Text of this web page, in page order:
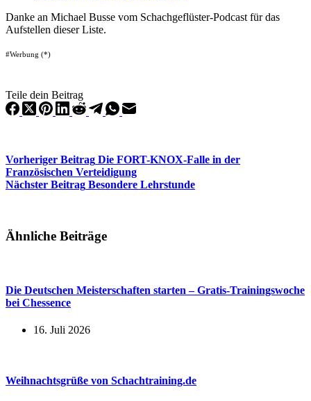
Danke an Michael Busse vom Schachgeflüster-Podcast für das
Aufstellen dieser Liste.
#Werbung (*)
Teile dein Beitrag
Vorheriger Beitrag Die FORT-KNOX-Falle in der
Französischen Verteidigung
Nächster Beitrag Besondere Lehrstunde
Ähnliche Beiträge
Die Deutschen Meisterschaften starten – Gratis-Trainingswoche
bei Chessence
16. Juli 2026
Weihnachtsgrüße von Schachtraining.de